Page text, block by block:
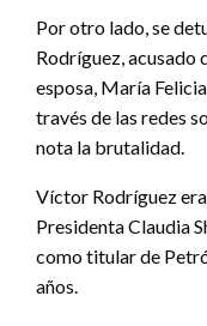
Por otro lado, se
Rodríguez, acusado
esposa, María
través de las redes
nota la brutalidad.
Víctor Rodríguez
Presidenta Claudia
como titular de
años.